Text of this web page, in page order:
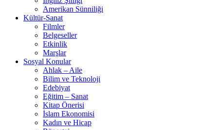
Amerikan Sünniliği
Kültür-Sanat
Filmler
Belgeseller
Etkinlik
Marşlar
Sosyal Konular
Ahlak – Aile
Bilim ve Teknoloji
Edebiyat
Eğitim – Sanat
Kitap Önerisi
İslam Ekonomisi
Kadın ve Hicap